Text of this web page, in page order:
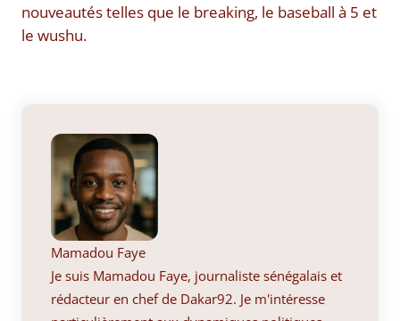
nouveautés telles que le breaking, le baseball à 5 et
le wushu.
Mamadou Faye
Je suis Mamadou Faye, journaliste sénégalais et
rédacteur en chef de Dakar92. Je m'intéresse